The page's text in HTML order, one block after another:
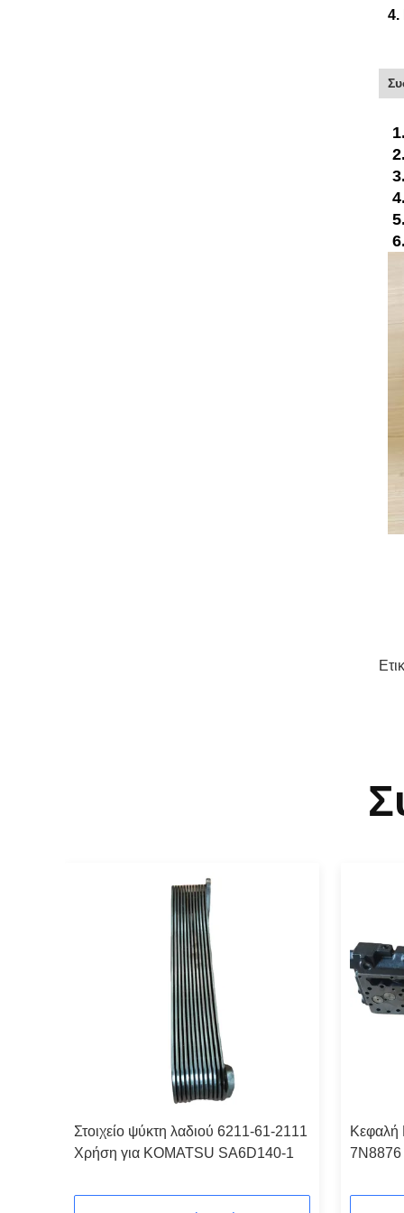
4.
1
2
3
5
6
Στοιχείο ψύκτη λαδιού 6211-61-2111
Χρήση για KOMATSU SA6D140-1
Κεφαλή
7N8876